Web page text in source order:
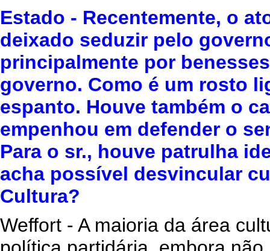
Estado - Recentemente, o
deixado seduzir pelo
principalmente por
governo. Como é um rosto
espanto. Houve também o
empenhou em defender o
Para o sr., houve patrulha
acha possível desvincular
Cultura?
Weffort - A maioria da área